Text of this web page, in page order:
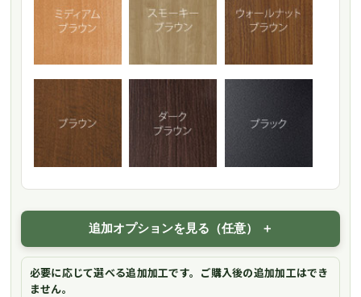
追加オプションを見る（任意）
必要に応じて選べる追加加工です。ご購入後の追加加工はでき
ません。